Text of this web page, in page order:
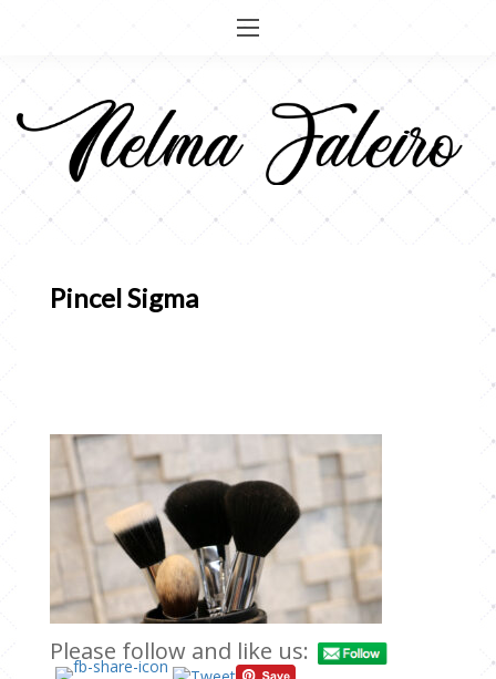
conteúdo
Pincel Sigma
Please follow and like us: